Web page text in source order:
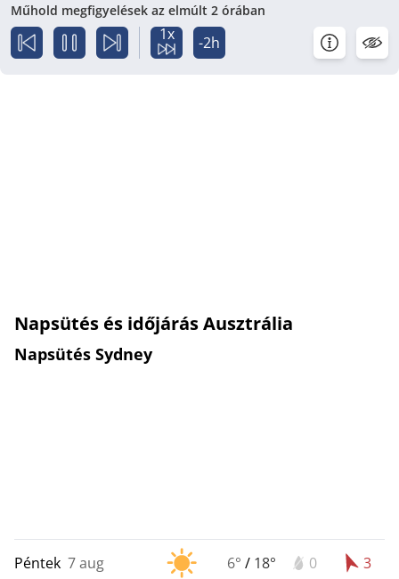
Műhold megfigyelések az elmúlt 2 órában
1x -2h
Napsütés és időjárás Ausztrália
Napsütés Sydney
Péntek 7 aug 6° / 18° 0 3